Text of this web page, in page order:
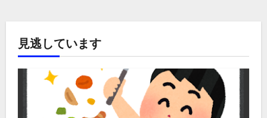
見逃しています